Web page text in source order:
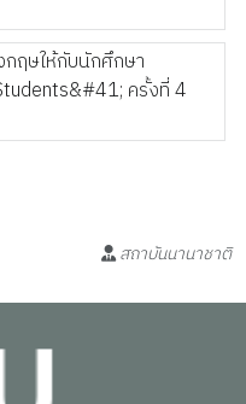
สถาบันนานาชาติ